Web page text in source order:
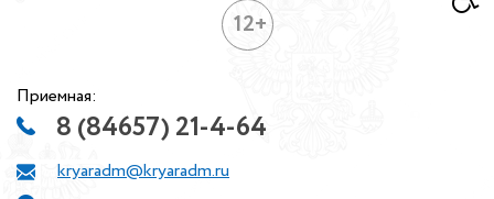
12+
Приемная:
8 (84657) 21-4-64
kryaradm@kryaradm.ru